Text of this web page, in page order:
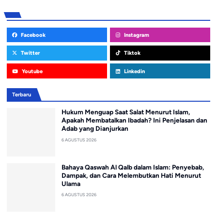
Facebook Instagram
Twitter Tiktok
Youtube Linkedin
Terbaru
Hukum Menguap Saat Salat Menurut Islam,
Apakah Membatalkan Ibadah? Ini Penjelasan dan
Adab yang Dianjurkan
6 AGUSTUS 2026
Bahaya Qaswah Al Qalb dalam Islam: Penyebab,
Dampak, dan Cara Melembutkan Hati Menurut
Ulama
6 AGUSTUS 2026